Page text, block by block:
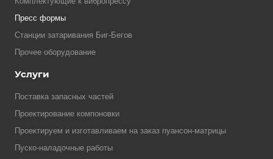
Пресс формы
Станции затаривания Биг-Бегов
Прочее оборудование
Услуги
Поставка запасных частей
Проектирование компоновки
Проектируем и изготавливаем на заказ пуансон-матрицы
Пуско-наладочные работы